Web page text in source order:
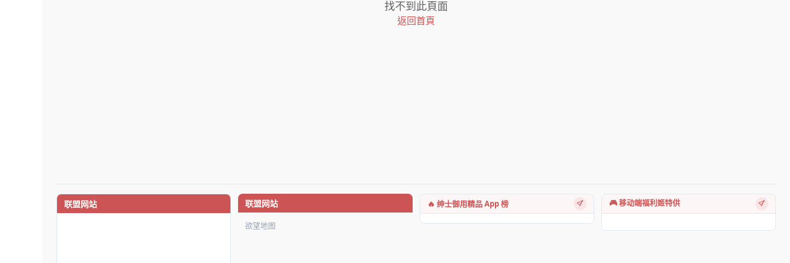
找不到此頁面
返回首頁
联盟网站 联盟网站
欲望地图
🔥 绅士御用精品 App 榜 🎮 移动端福利姬特供